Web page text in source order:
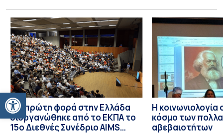
Ανοίξτε τη γραμμή εργαλείων
δυναμικό και διαρκώς αναπτυσσόμενο χαρακτήρα ενός
θεσμού που έχει πλέον επανεδραιωθεί στην ακαδημαϊκή
ζωή της Σχολής. Για τρίτη συνεχόμενη χρονιά μετά την
αναβίωσή του, το Συνέδριο ανέδειξε […]
Για πρώτη φορά στην Ελλάδα
διοργανώθηκε από το ΕΚΠΑ το
15ο Διεθνές Συνέδριο AIMS
Η
κόσμο των
αβεβαιοτήτων